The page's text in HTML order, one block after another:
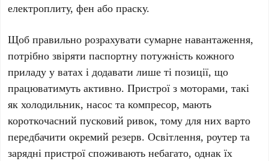
електроплиту, фен або праску.
Щоб правильно розрахувати сумарне навантаження,
потрібно звіряти паспортну потужність кожного
приладу у ватах і додавати лише ті позиції, що
працюватимуть активно. Пристрої з моторами, такі
як холодильник, насос та компресор, мають
короткочасний пусковий ривок, тому для них варто
передбачити окремий резерв. Освітлення, роутер та
зарядні пристрої споживають небагато, однак їх